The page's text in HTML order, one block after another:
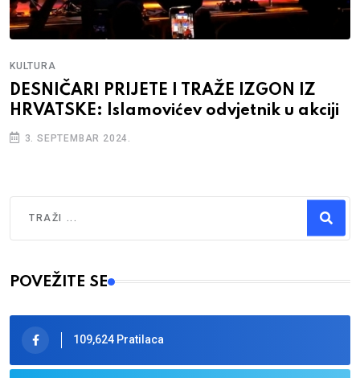
KULTURA
DESNIČARI PRIJETE I TRAŽE IZGON IZ
HRVATSKE: Islamovićev odvjetnik u akciji
3. SEPTEMBAR 2024.
Type 2 or more characters for results.
POVEŽITE SE
109,624 Pratilaca